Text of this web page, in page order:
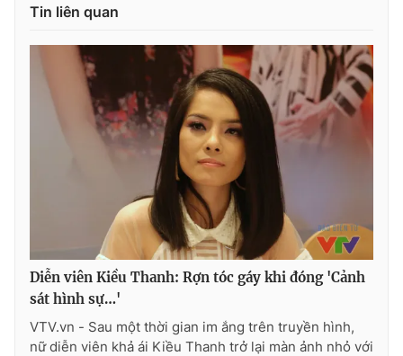
Tin liên quan
Diễn viên Kiều Thanh: Rợn tóc gáy khi đóng 'Cảnh
sát hình sự…'
VTV.vn - Sau một thời gian im ắng trên truyền hình,
nữ diễn viên khả ái Kiều Thanh trở lại màn ảnh nhỏ với